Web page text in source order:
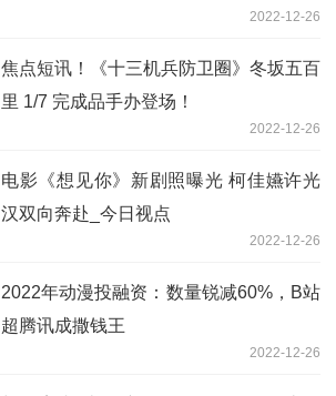
2022-12-26
焦点短讯！《十三机兵防卫圈》冬坂五百
里 1/7 完成品手办登场！
2022-12-26
电影《想见你》新剧照曝光 柯佳嬿许光
汉双向奔赴_今日视点
2022-12-26
2022年动漫投融资：数量锐减60%，B站
超腾讯成撒钱王
2022-12-26